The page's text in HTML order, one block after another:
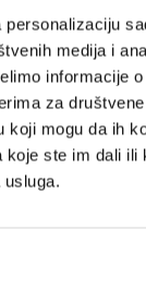
medija i
informacije
za
koji mogu da ih
koje ste im dali ili